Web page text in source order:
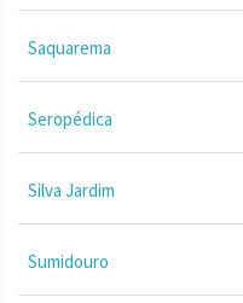
Saquarema
Seropédica
Silva Jardim
Sumidouro